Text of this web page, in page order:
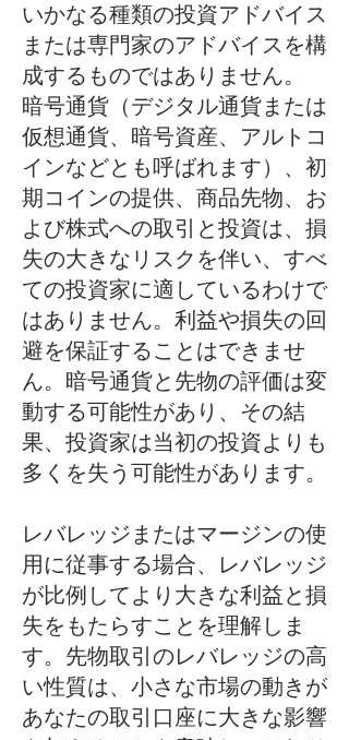
いかなる種類の投資アドバイス
または専門家のアドバイスを構
成するものではありません。
暗号通貨（デジタル通貨または
仮想通貨、暗号資産、アルトコ
インなどとも呼ばれます）、初
期コインの提供、商品先物、お
よび株式への取引と投資は、損
失の大きなリスクを伴い、すべ
ての投資家に適しているわけで
はありません。利益や損失の回
避を保証することはできませ
ん。暗号通貨と先物の評価は変
動する可能性があり、その結
果、投資家は当初の投資よりも
多くを失う可能性があります。
レバレッジまたはマージンの使
用に従事する場合、レバレッジ
が比例してより大きな利益と損
失をもたらすことを理解しま
す。先物取引のレバレッジの高
い性質は、小さな市場の動きが
あなたの取引口座に大きな影響